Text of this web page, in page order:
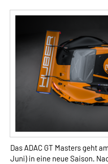
Das ADAC GT Masters geht
Juni) in eine neue Saison.